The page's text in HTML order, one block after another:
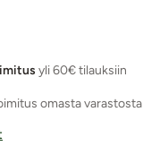
yli 60€ tilauksiin
omasta varastosta